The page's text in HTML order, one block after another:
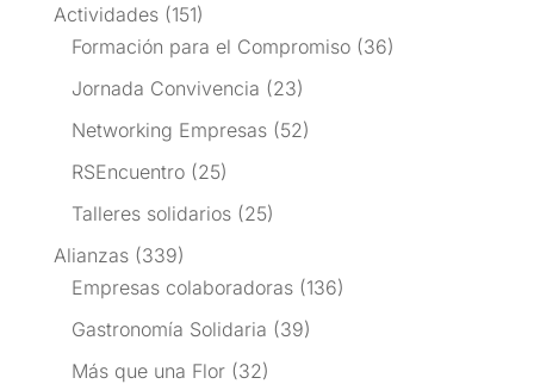
Actividades(151)
Formación para el Compromiso(36)
Jornada Convivencia (23)
Networking Empresas(52)
RSEncuentro(25)
Talleres solidarios(25)
Alianzas(339)
Empresas colaboradoras(136)
Gastronomía Solidaria (39)
Más que una Flor(32)